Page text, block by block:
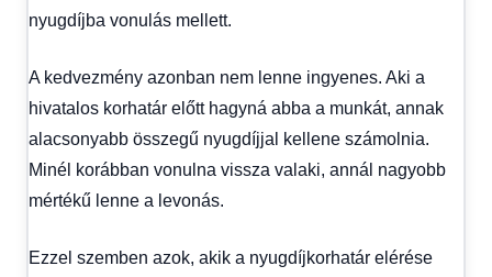
nyugdíjba vonulás mellett.
A kedvezmény azonban nem lenne ingyenes. Aki a
hivatalos korhatár előtt hagyná abba a munkát, annak
alacsonyabb összegű nyugdíjjal kellene számolnia.
Minél korábban vonulna vissza valaki, annál nagyobb
mértékű lenne a levonás.
Ezzel szemben azok, akik a nyugdíjkorhatár elérése